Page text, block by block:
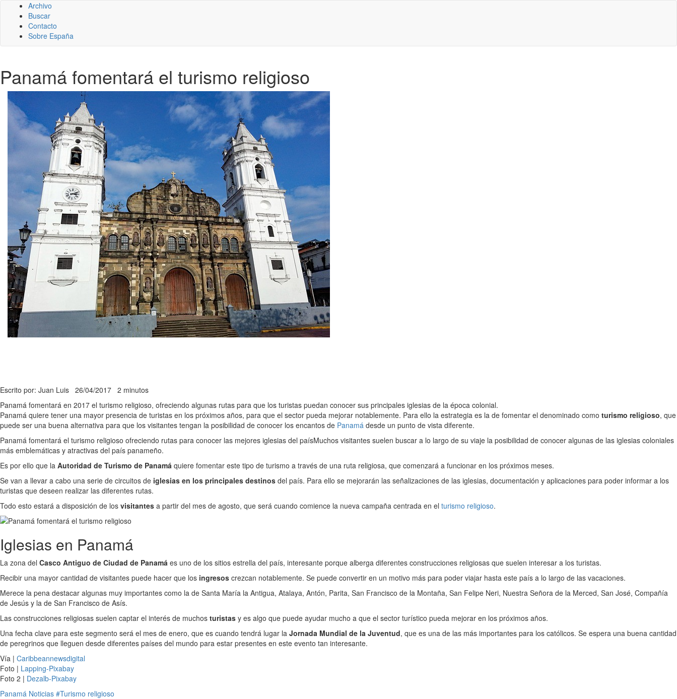
Archivo
Buscar
Contacto
Sobre España
Panamá fomentará el turismo religioso
Escrito por: Juan Luis 26/04/2017 2 minutos
Panamá fomentará en 2017 el turismo religioso, ofreciendo algunas rutas para que los turistas puedan conocer sus principales iglesias de la época colonial.
Panamá quiere tener una mayor presencia de turistas en los próximos años, para que el sector pueda mejorar notablemente. Para ello la estrategia es la de fomentar el denominado como turismo religioso, que
puede ser una buena alternativa para que los visitantes tengan la posibilidad de conocer los encantos de Panamá desde un punto de vista diferente.
Panamá fomentará el turismo religioso ofreciendo rutas para conocer las mejores iglesias del paísMuchos visitantes suelen buscar a lo largo de su viaje la posibilidad de conocer algunas de las iglesias coloniales
más emblemáticas y atractivas del país panameño.
Es por ello que la Autoridad de Turismo de Panamá quiere fomentar este tipo de turismo a través de una ruta religiosa, que comenzará a funcionar en los próximos meses.
Se van a llevar a cabo una serie de circuitos de iglesias en los principales destinos del país. Para ello se mejorarán las señalizaciones de las iglesias, documentación y aplicaciones para poder informar a los
turistas que deseen realizar las diferentes rutas.
Todo esto estará a disposición de los visitantes a partir del mes de agosto, que será cuando comience la nueva campaña centrada en el turismo religioso.
Iglesias en Panamá
La zona del Casco Antiguo de Ciudad de Panamá es uno de los sitios estrella del país, interesante porque alberga diferentes construcciones religiosas que suelen interesar a los turistas.
Recibir una mayor cantidad de visitantes puede hacer que los ingresos crezcan notablemente. Se puede convertir en un motivo más para poder viajar hasta este país a lo largo de las vacaciones.
Merece la pena destacar algunas muy importantes como la de Santa María la Antigua, Atalaya, Antón, Parita, San Francisco de la Montaña, San Felipe Neri, Nuestra Señora de la Merced, San José, Compañía
de Jesús y la de San Francisco de Asís.
Las construcciones religiosas suelen captar el interés de muchos turistas y es algo que puede ayudar mucho a que el sector turístico pueda mejorar en los próximos años.
Una fecha clave para este segmento será el mes de enero, que es cuando tendrá lugar la Jornada Mundial de la Juventud, que es una de las más importantes para los católicos. Se espera una buena cantidad
de peregrinos que lleguen desde diferentes países del mundo para estar presentes en este evento tan interesante.
Vía | Caribbeannewsdigital
Foto | Lapping-Pixabay
Foto 2 | Dezalb-Pixabay
Panamá Noticias #Turismo religioso